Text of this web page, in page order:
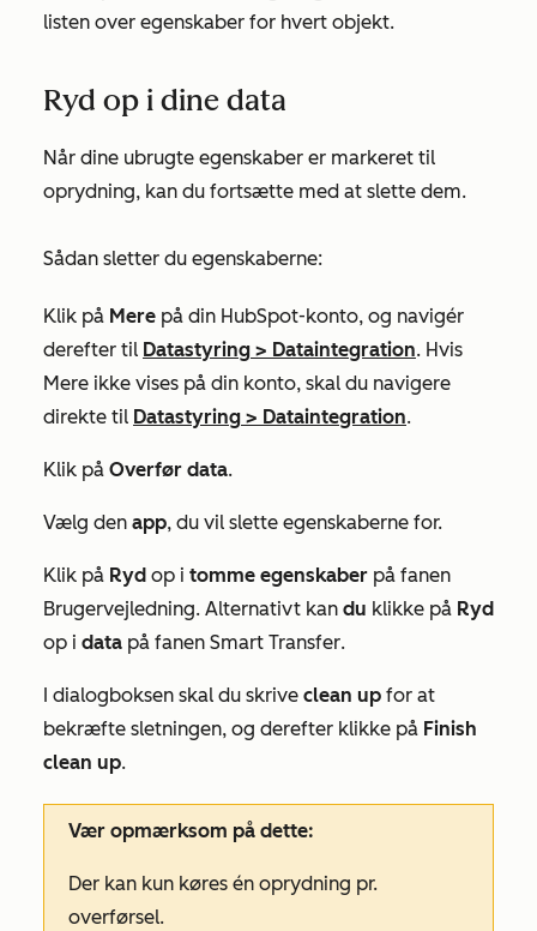
listen over egenskaber for hvert objekt.
Ryd op i dine data
Når dine ubrugte egenskaber er markeret til
oprydning, kan du fortsætte med at slette dem.
Sådan sletter du egenskaberne:
Klik på Mere på din HubSpot-konto, og navigér
derefter til Datastyring > Dataintegration. Hvis
Mere ikke vises på din konto, skal du navigere
direkte til Datastyring > Dataintegration.
Klik på Overfør data.
Vælg den app, du vil slette egenskaberne for.
Klik på Ryd op i tomme egenskaber på fanen
Brugervejledning. Alternativt kan du klikke på Ryd
op i data på fanen Smart Transfer.
I dialogboksen skal du skrive clean up for at
bekræfte sletningen, og derefter klikke på Finish
clean up.
Vær opmærksom på dette:
Der kan kun køres én oprydning pr.
overførsel.